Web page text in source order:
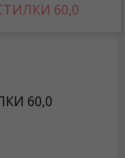
60,0
60,0